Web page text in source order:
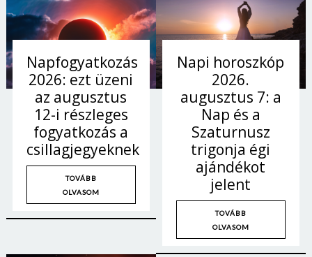
Napfogyatkozás
2026: ezt üzeni
az augusztus
12-i részleges
fogyatkozás a
csillagjegyeknek
TOVÁBB
OLVASOM
Napi horoszkóp
2026.
augusztus 7: a
Nap és a
Szaturnusz
trigonja égi
ajándékot
jelent
TOVÁBB
OLVASOM